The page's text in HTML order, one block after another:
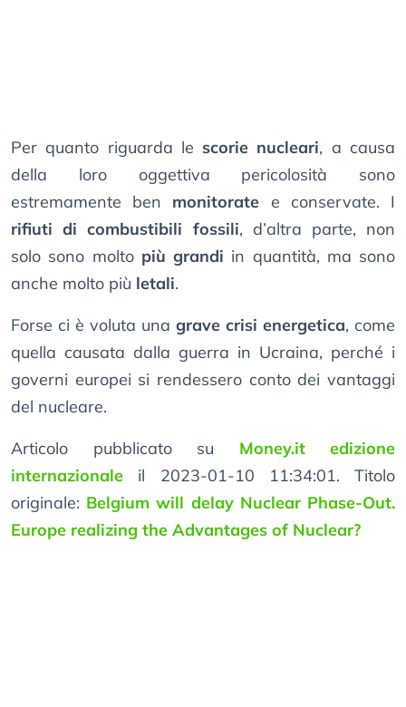
Per quanto riguarda le scorie nucleari, a causa
della loro oggettiva pericolosità sono
estremamente ben monitorate e conservate. I
rifiuti di combustibili fossili, d’altra parte, non
solo sono molto più grandi in quantità, ma sono
anche molto più letali.
Forse ci è voluta una grave crisi energetica, come
quella causata dalla guerra in Ucraina, perché i
governi europei si rendessero conto dei vantaggi
del nucleare.
Articolo pubblicato su Money.it edizione
internazionale il 2023-01-10 11:34:01. Titolo
originale: Belgium will delay Nuclear Phase-Out.
Europe realizing the Advantages of Nuclear?